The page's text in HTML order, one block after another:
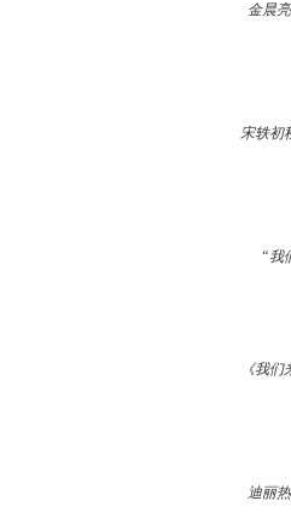
金晨
宋轶初
“我
《我
迪丽